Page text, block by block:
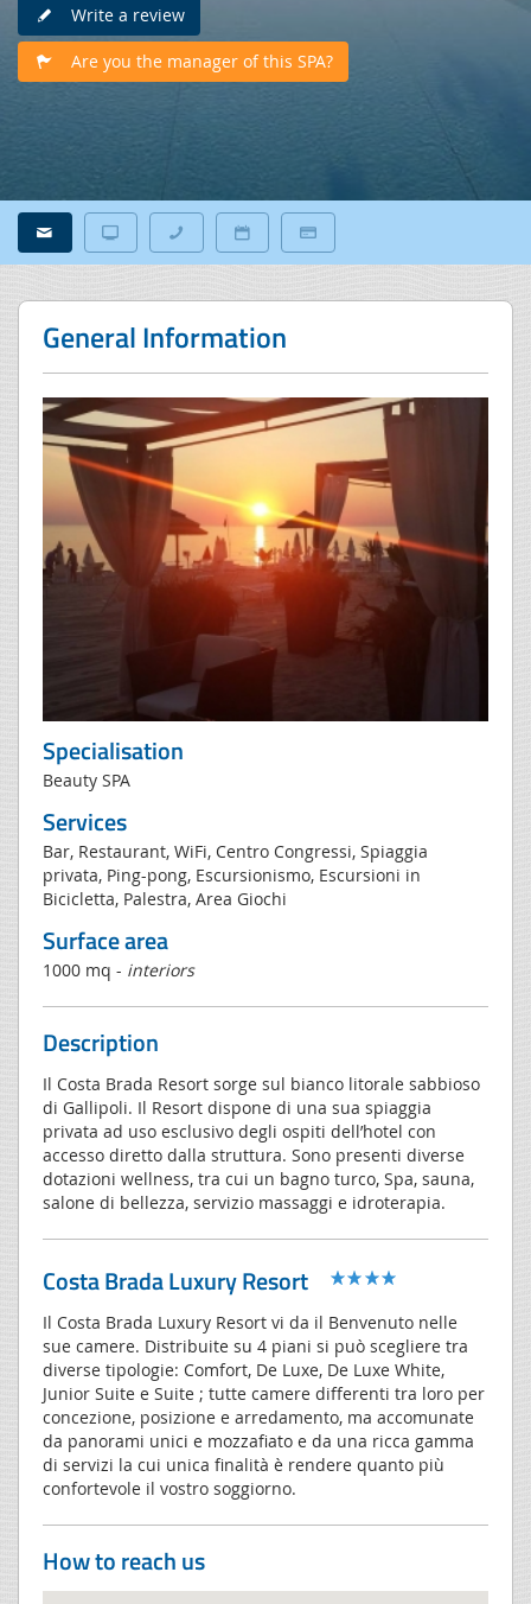
Write a review
Are you the manager of this SPA?
General Information
Specialisation
Beauty SPA
Services
Bar, Restaurant, WiFi, Centro Congressi, Spiaggia
privata, Ping-pong, Escursionismo, Escursioni in
Bicicletta, Palestra, Area Giochi
Surface area
1000 mq - interiors
Description
Il Costa Brada Resort sorge sul bianco litorale sabbioso
di Gallipoli. Il Resort dispone di una sua spiaggia
privata ad uso esclusivo degli ospiti dell’hotel con
accesso diretto dalla struttura. Sono presenti diverse
dotazioni wellness, tra cui un bagno turco, Spa, sauna,
salone di bellezza, servizio massaggi e idroterapia.
Costa Brada Luxury Resort
Il Costa Brada Luxury Resort vi da il Benvenuto nelle
sue camere. Distribuite su 4 piani si può scegliere tra
diverse tipologie: Comfort, De Luxe, De Luxe White,
Junior Suite e Suite ; tutte camere differenti tra loro per
concezione, posizione e arredamento, ma accomunate
da panorami unici e mozzafiato e da una ricca gamma
di servizi la cui unica finalità è rendere quanto più
confortevole il vostro soggiorno.
How to reach us